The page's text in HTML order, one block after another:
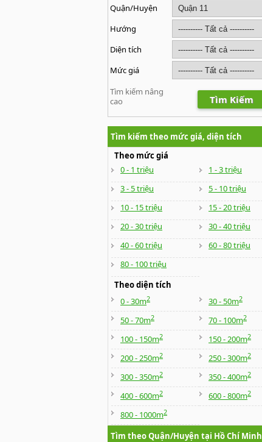
Quận/Huyện
Hướng
Diện tích
Mức giá
Tìm kiếm nâng
cao
Tìm Kiếm
Tìm kiếm theo mức giá, diện tích
Theo mức giá
0 - 1 triệu
1 - 3 triệu
3 - 5 triệu
5 - 10 triệu
10 - 15 triệu
15 - 20 triệu
20 - 30 triệu
30 - 40 triệu
40 - 60 triệu
60 - 80 triệu
80 - 100 triệu
Theo diện tích
0 - 30m2 30 - 50m2
50 - 70m2 70 - 100m2
100 - 150m2 150 - 200m2
200 - 250m2 250 - 300m2
300 - 350m2 350 - 400m2
400 - 600m2 600 - 800m2
800 - 1000m2
Tìm theo Quận/Huyện tại Hồ Chí Minh